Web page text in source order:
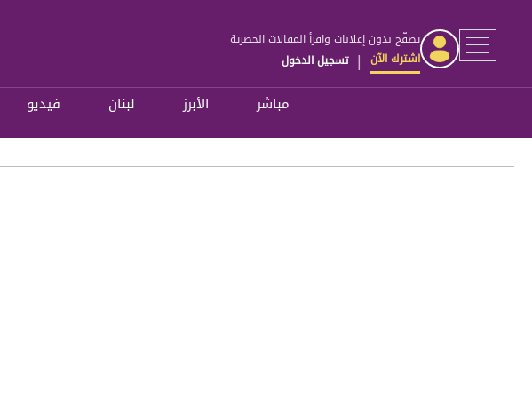
تصفّح بدون إعلانات واقرأ المقالات الحصرية
اشترك الآن | تسجيل الدخول
مباشر الأبرز لبنان فيديو